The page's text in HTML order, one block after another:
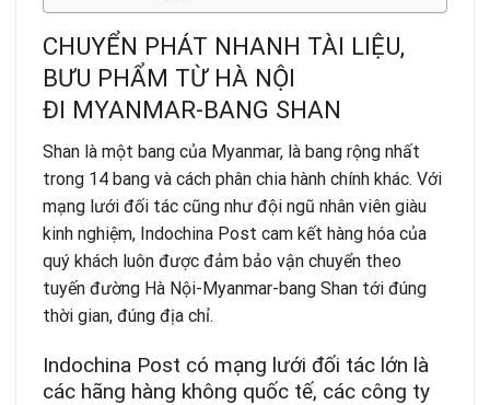
CHUYỂN PHÁT NHANH TÀI LIỆU,
BƯU PHẨM TỪ HÀ NỘI
ĐI MYANMAR-BANG SHAN
Shan là một bang của Myanmar, là bang rộng nhất
trong 14 bang và cách phân chia hành chính khác. Với
mạng lưới đối tác cũng như đội ngũ nhân viên giàu
kinh nghiệm, Indochina Post cam kết hàng hóa của
quý khách luôn được đảm bảo vận chuyển theo
tuyến đường Hà Nội-Myanmar-bang Shan tới đúng
thời gian, đúng địa chỉ.
Indochina Post có mạng lưới đối tác lớn là
các hãng hàng không quốc tế, các công ty